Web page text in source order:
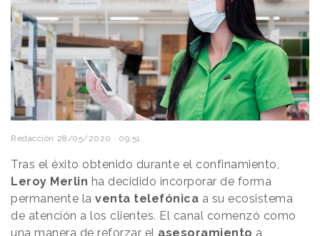
Redacción 28/05/2020 · 09:51
Tras el éxito obtenido durante el confinamiento,
Leroy Merlin ha decidido incorporar de forma
permanente la venta telefónica a su ecosistema
de atención a los clientes. El canal comenzó como
una manera de reforzar el asesoramiento a